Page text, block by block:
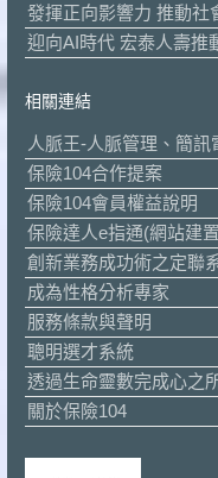
發揮正向影響力 推動社
迎向AI時代 宏泰人壽推
相關連結
人脈王-人脈管理、簡訊
保險104合作提案
保險104會員權益說明
保險達人e指通(網站建
創新業務成功術之定聯
成為性格分析專家
服務條款與聲明
聰明選才系統
透過生命靈數完成心之
關於保險104